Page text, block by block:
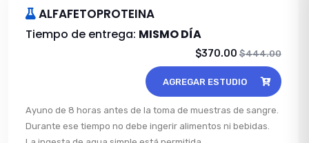
ALFAFETOPROTEINA
Tiempo de entrega: MISMO DÍA
$370.00 $444.00
AGREGAR ESTUDIO
Ayuno de 8 horas antes de la toma de muestras de sangre.
Durante ese tiempo no debe ingerir alimentos ni bebidas.